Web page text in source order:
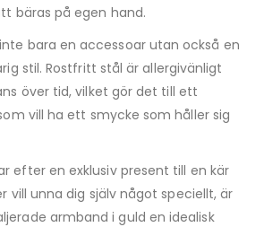
bäras på egen hand.
bara en accessoar utan också en
stil. Rostfritt stål är allergivänligt
över tid, vilket gör det till ett
vill ha ett smycke som håller sig
efter en exklusiv present till en kär
vill unna dig själv något speciellt, är
armband i guld en idealisk